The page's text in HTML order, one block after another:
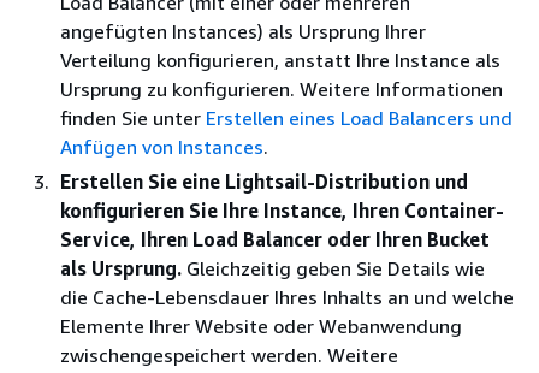
angefügten Instances) als Ursprung Ihrer
Verteilung konfigurieren, anstatt Ihre Instance als
Ursprung zu konfigurieren. Weitere Informationen
finden Sie unter Erstellen eines Load Balancers und
Anfügen von Instances.
Erstellen Sie eine Lightsail-Distribution und
konfigurieren Sie Ihre Instance, Ihren Container-
Service, Ihren Load Balancer oder Ihren Bucket
als Ursprung. Gleichzeitig geben Sie Details wie
die Cache-Lebensdauer Ihres Inhalts an und welche
Elemente Ihrer Website oder Webanwendung
zwischengespeichert werden. Weitere